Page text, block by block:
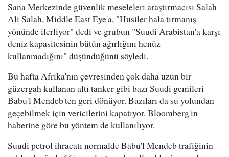
Sana Merkezinde güvenlik meseleleri araştırmacısı Salah
Ali Salah, Middle East Eye'a, "Husiler hala tırmanış
yönünde ilerliyor" dedi ve grubun "Suudi Arabistan'a karşı
deniz kapasitesinin bütün ağırlığını henüz
kullanmadığını" düşündüğünü söyledi.
Bu hafta Afrika'nın çevresinden çok daha uzun bir
güzergah kullanan altı tanker gibi bazı Suudi gemileri
Babu'l Mendeb'ten geri dönüyor. Bazıları da su yolundan
geçebilmek için vericilerini kapatıyor. Bloomberg'in
haberine göre bu yöntem de kullanılıyor.
Suudi petrol ihracatı normalde Babu'l Mendeb trafiğinin